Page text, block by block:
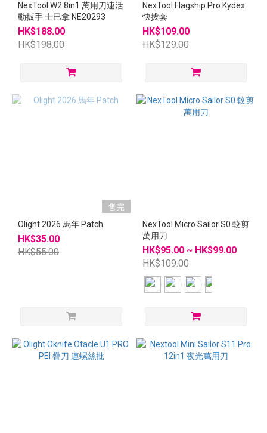
NexTool W2 8in1 萬用刀連活
動扳手 士巴拿 NE20293
HK$188.00
HK$198.00
NexTool Flagship Pro Kydex
快拔套
HK$109.00
HK$129.00
售完
Olight 2026 馬年 Patch
HK$35.00
HK$55.00
NexTool Micro Sailor S0 較剪
萬用刀
HK$95.00 ~ HK$99.00
HK$109.00